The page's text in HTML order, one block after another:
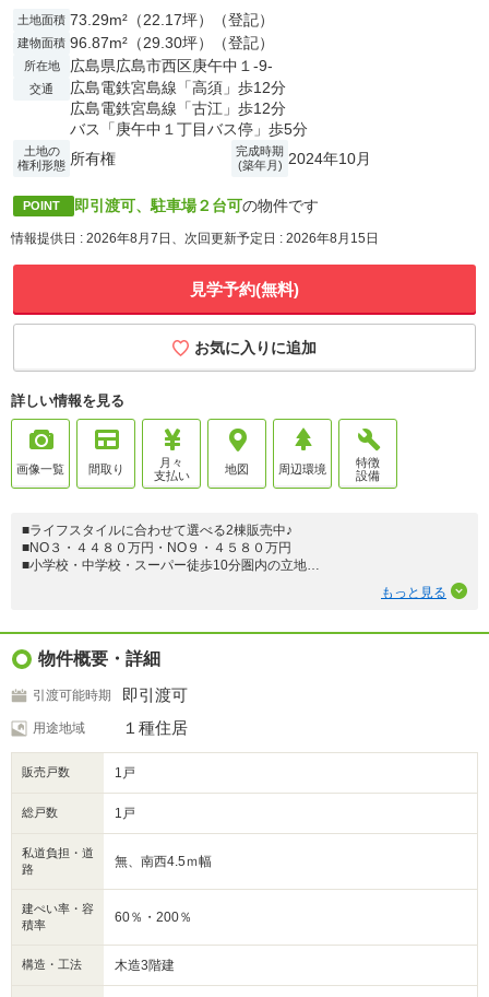
土地面積 73.29m²（22.17坪）（登記）
建物面積 96.87m²（29.30坪）（登記）
所在地 広島県広島市西区庚午中１-9-
交通
広島電鉄宮島線「高須」歩12分
広島電鉄宮島線「古江」歩12分
バス「庚午中１丁目バス停」歩5分
土地の
権利形態 所有権
完成時期
(築年月) 2024年10月
POINT 即引渡可、駐車場２台可の物件です
情報提供日 : 2026年8月7日、次回更新予定日 : 2026年8月15日
見学予約(無料)
お気に入りに追加
詳しい情報を見る
画像一覧 間取り
月々
支払い
地図 周辺環境
特徴
設備
■ライフスタイルに合わせて選べる2棟販売中♪
■NO３・４４８０万円・NO９・４５８０万円
■小学校・中学校・スーパー徒歩10分圏内の立地
◇対面式システムキッチンは食洗器付き♪
◇カップボード付
◇ガス衣類乾燥機・幹太くん
◇玄関収納SIC・・各部屋クローゼット収納
◎詳細はお気軽にお問合せください
◇バス停 庚午中１丁目バス停：徒歩5分
◇庚午保育園 ：徒歩1分
◇広島市立庚午小学校：徒歩3分
◇広島市立庚午中学校：徒歩6分
もっと見る
物件概要・詳細
引渡可能時期 即引渡可
用途地域 １種住居
販売戸数 1戸
総戸数 1戸
私道負担・道
路
無、南西4.5ｍ幅
建ぺい率・容
積率
60％・200％
構造・工法 木造3階建